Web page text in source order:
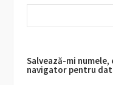
Salvează-mi
navigator pentru